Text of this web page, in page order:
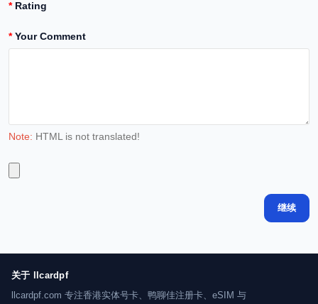
Rating
Your Comment
Note: HTML is not translated!
继续
关于 llcardpf
llcardpf.com 专注香港实体号卡、鸭聊佳注册卡、eSIM 与